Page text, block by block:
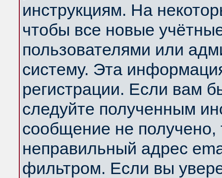
инструкциям. На
чтобы все новые
пользователями или
систему. Эта
регистрации. Если вам
следуйте полученным
сообщение не получено,
неправильный адрес
фильтром. Если вы